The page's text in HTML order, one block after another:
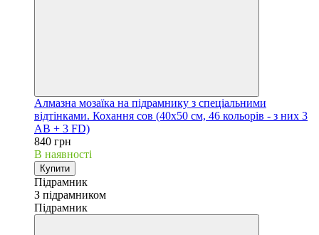
Алмазна мозаїка на підрамнику з спеціальними
відтінками. Кохання сов (40х50 см, 46 кольорів - з них 3
AB + 3 FD)
840 грн
В наявності
Купити
Підрамник
З підрамником
Підрамник